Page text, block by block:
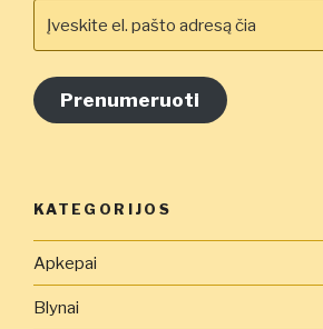
el.
adresą
čia
Prenumeruoti
KATEGORIJOS
Apkepai
Blynai